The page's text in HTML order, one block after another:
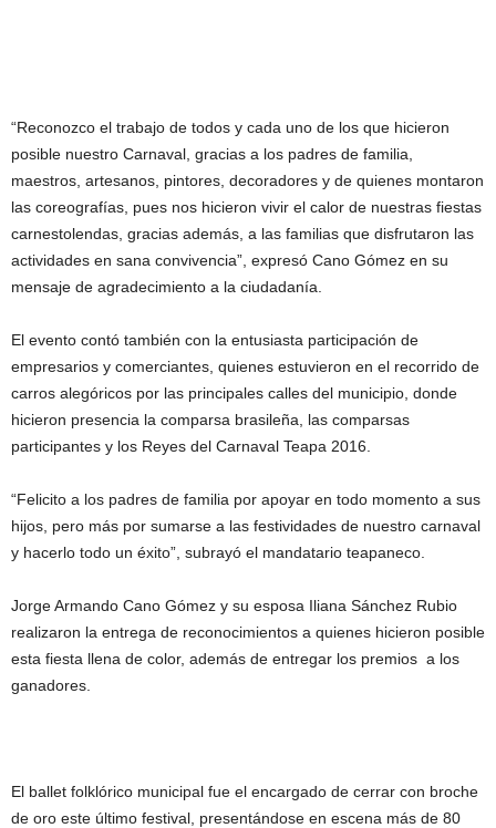
“Reconozco el trabajo de todos y cada uno de los que hicieron
posible nuestro Carnaval, gracias a los padres de familia,
maestros, artesanos, pintores, decoradores y de quienes montaron
las coreografías, pues nos hicieron vivir el calor de nuestras fiestas
carnestolendas, gracias además, a las familias que disfrutaron las
actividades en sana convivencia”, expresó Cano Gómez en su
mensaje de agradecimiento a la ciudadanía.
El evento contó también con la entusiasta participación de
empresarios y comerciantes, quienes estuvieron en el recorrido de
carros alegóricos por las principales calles del municipio, donde
hicieron presencia la comparsa brasileña, las comparsas
participantes y los Reyes del Carnaval Teapa 2016.
“Felicito a los padres de familia por apoyar en todo momento a sus
hijos, pero más por sumarse a las festividades de nuestro carnaval
y hacerlo todo un éxito”, subrayó el mandatario teapaneco.
Jorge Armando Cano Gómez y su esposa Iliana Sánchez Rubio
realizaron la entrega de reconocimientos a quienes hicieron posible
esta fiesta llena de color, además de entregar los premios a los
ganadores.
El ballet folklórico municipal fue el encargado de cerrar con broche
de oro este último festival, presentándose en escena más de 80